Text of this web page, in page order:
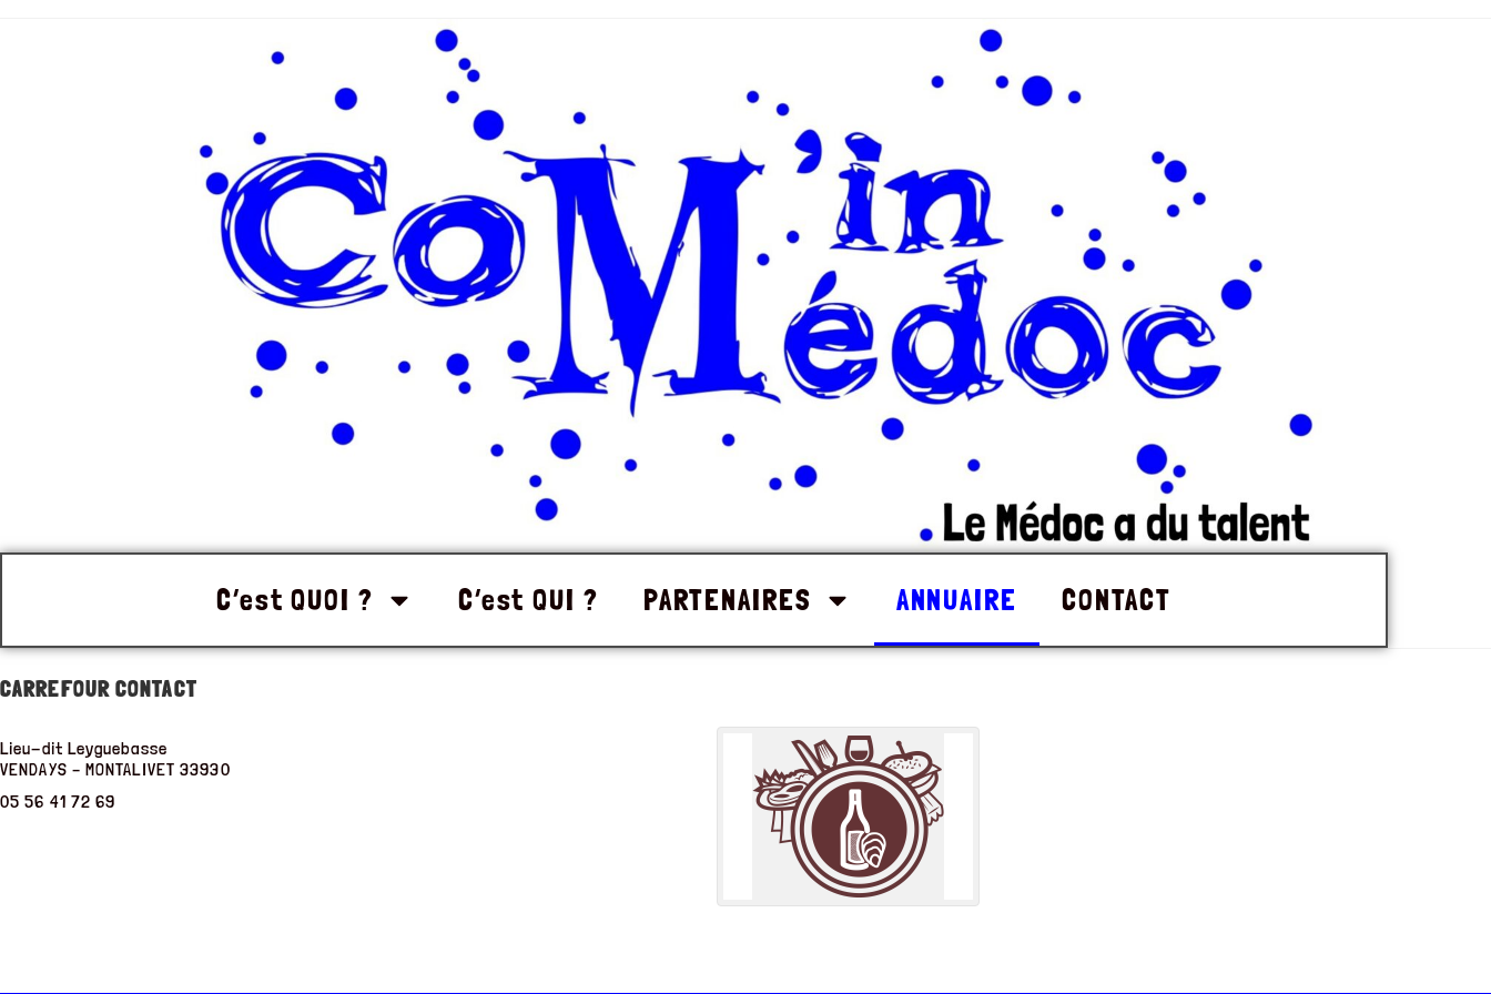
C’est QUOI ? C’est QUI ? PARTENAIRES ANNUAIRE CONTACT
CARREFOUR CONTACT
Lieu-dit Leyguebasse
VENDAYS – MONTALIVET 33930
05 56 41 72 69